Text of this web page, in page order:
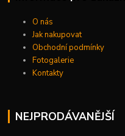
O nás
Jak nakupovat
Obchodní podmínky
Fotogalerie
Kontakty
NEJPRODÁVANĚJŠÍ